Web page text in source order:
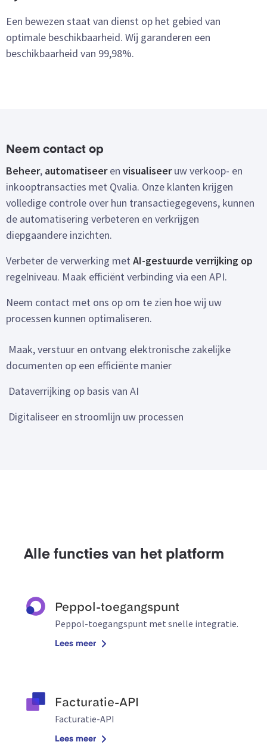
Een bewezen staat van dienst op het gebied van
optimale beschikbaarheid. Wij garanderen een
beschikbaarheid van 99,98%.
Neem contact op
Beheer, automatiseeren visualiseeruw verkoop- en
inkooptransacties met Qvalia. Onze klanten krijgen
volledige controle over hun transactiegegevens, kunnen
de automatisering verbeteren en verkrijgen
diepgaandere inzichten.
Verbeter de verwerking met AI-gestuurde verrijking op
regelniveau. Maak efficiënt verbinding via een API.
Neem contact met ons op om te zien hoe wij uw
processen kunnen optimaliseren.
Maak, verstuur en ontvang elektronische zakelijke
documenten op een efficiënte manier
Dataverrijking op basis van AI
Digitaliseer en stroomlijn uw processen
Alle functies van het platform
Peppol-toegangspunt
Peppol-toegangspunt met snelle integratie.
Lees meer
Facturatie-API
Facturatie-API
Lees meer